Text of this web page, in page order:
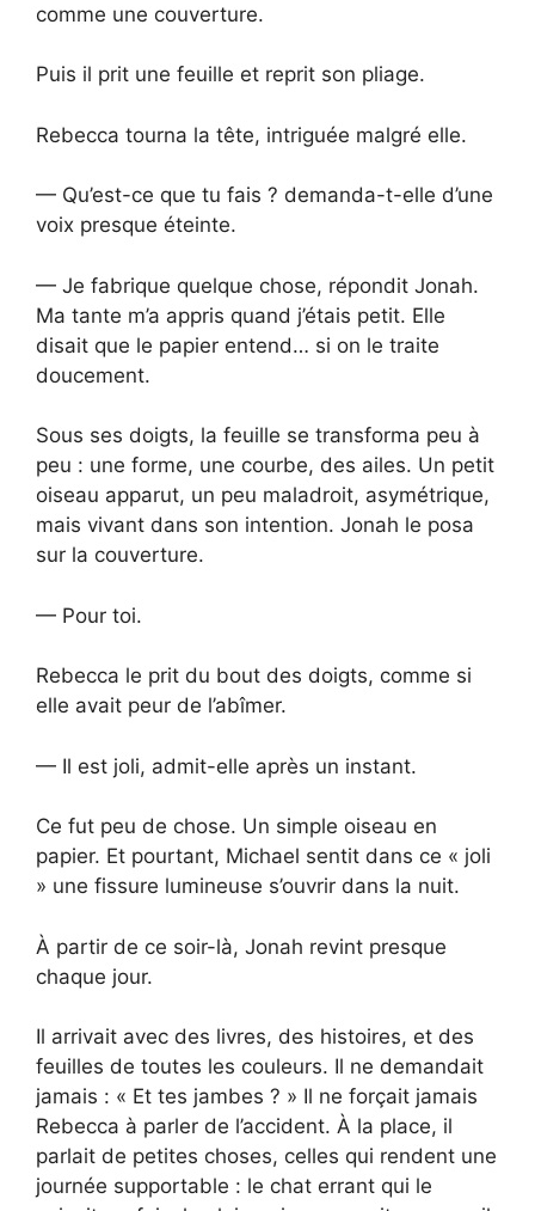
comme une couverture.
Puis il prit une feuille et reprit son pliage.
Rebecca tourna la tête, intriguée malgré elle.
— Qu’est-ce que tu fais ? demanda-t-elle d’une
voix presque éteinte.
— Je fabrique quelque chose, répondit Jonah.
Ma tante m’a appris quand j’étais petit. Elle
disait que le papier entend… si on le traite
doucement.
Sous ses doigts, la feuille se transforma peu à
peu : une forme, une courbe, des ailes. Un petit
oiseau apparut, un peu maladroit, asymétrique,
mais vivant dans son intention. Jonah le posa
sur la couverture.
— Pour toi.
Rebecca le prit du bout des doigts, comme si
elle avait peur de l’abîmer.
— Il est joli, admit-elle après un instant.
Ce fut peu de chose. Un simple oiseau en
papier. Et pourtant, Michael sentit dans ce « joli
» une fissure lumineuse s’ouvrir dans la nuit.
À partir de ce soir-là, Jonah revint presque
chaque jour.
Il arrivait avec des livres, des histoires, et des
feuilles de toutes les couleurs. Il ne demandait
jamais : « Et tes jambes ? » Il ne forçait jamais
Rebecca à parler de l’accident. À la place, il
parlait de petites choses, celles qui rendent une
journée supportable : le chat errant qui le